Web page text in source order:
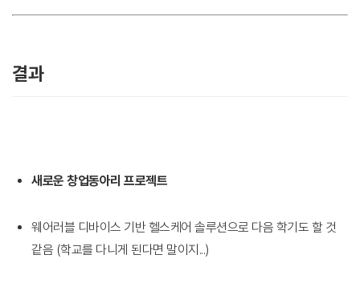
결과
새로운 창업동아리 프로젝트
웨어러블 디바이스 기반 헬스케어 솔루션으로 다음 학기도 할 것
같음 (학교를 다니게 된다면 말이지...)